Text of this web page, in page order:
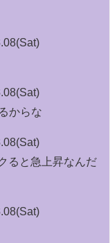
からな
ると急上昇なんだ